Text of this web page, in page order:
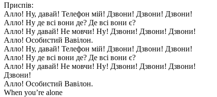
Приспів:
Алло! Ну, давай! Телефон мій! Дзвони! Дзвони! Дзвони!
Алло! Ну де всі вони де? Де всі вони є?
Алло! Ну давай! Не мовчи! Ну! Дзвони! Дзвони! Дзвони!
Алло! Особистий Вавілон.
Алло! Ну, давай! Телефон мій! Дзвони! Дзвони! Дзвони!
Алло! Ну де всі вони де? Де всі вони є?
Алло! Ну давай! Не мовчи! Ну! Дзвони! Дзвони! Дзвони!
Дзвони!
Алло! Особистий Вавілон.
When you’re alone